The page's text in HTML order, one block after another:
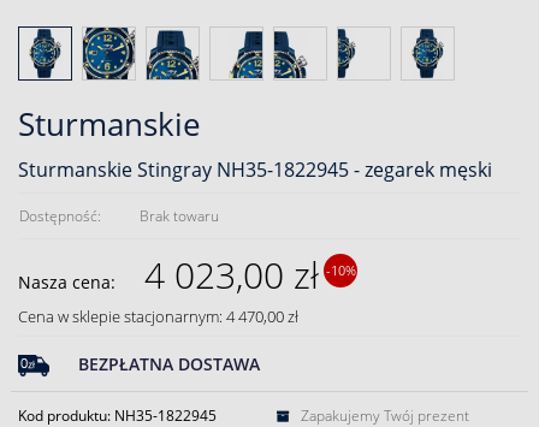
Sturmanskie
Sturmanskie Stingray NH35-1822945 - zegarek męski
Dostępność: Brak towaru
Nasza cena: 4 023,00 zł -10%
Cena w sklepie stacjonarnym: 4 470,00 zł
BEZPŁATNA DOSTAWA
Kod produktu: NH35-1822945
Zapakujemy Twój prezent